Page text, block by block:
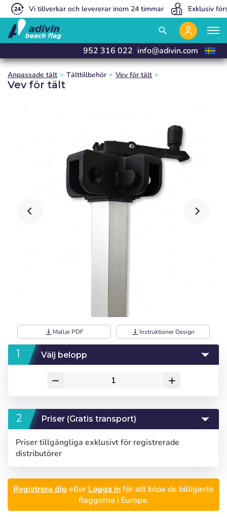
Vi tillverkar och levererar inom 24 timmar Exklusiv
search
Logga in
close
Användare (VAT):
952 316 022 info@adivin.com
Välj språk
close
Anpassade tält Tälttillbehör Vev för tält
Vev för tält
vertical_align_bottom Mallar PDF vertical_align_bottom Instruktioner Design
Välj belopp
remove add
Priser (Gratis transport)
Priser tillgängliga exklusivt för registrerade
distributörer
Registrera dig eller Logga inför att köpa de billigaste
flaggorna i Europa.
close